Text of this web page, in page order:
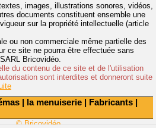
| la menuiserie | Fabricants |
images, illustrations sonores, vidéos,
documents constituent ensemble une
sur la propriété intellectuelle (article
ou non commerciale même partielle des
ce site ne pourra être effectuée sans
Bricovidéo.
du contenu de ce site et de l'utilisation
sont interdites et donneront suite
© Bricovidéo